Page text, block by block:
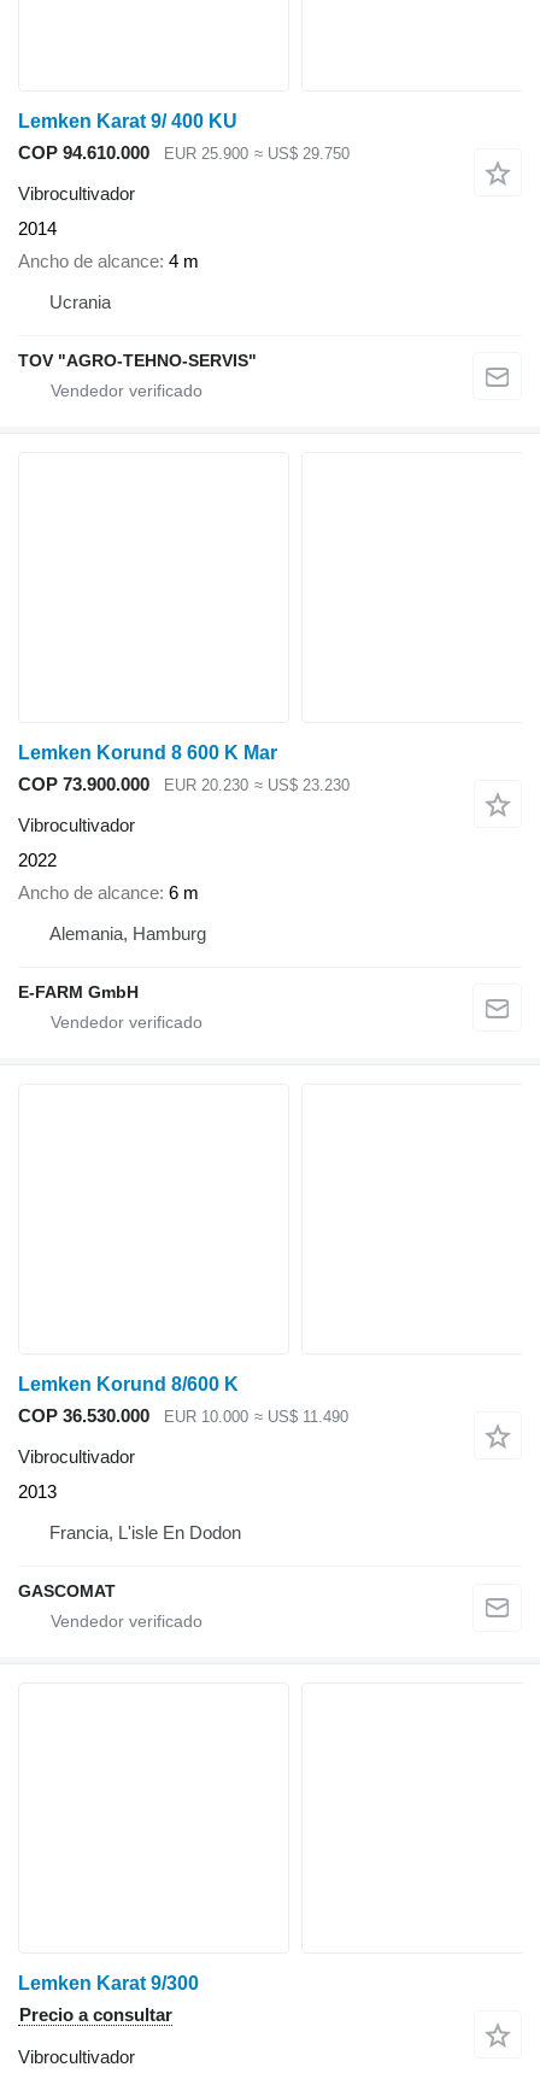
Lemken Karat 9/ 400 KU
COP 94.610.000
EUR 25.900 ≈ US$ 29.750
Vibrocultivador
2014
Ancho de alcance 4 m
Ucrania
TOV "AGRO-TEHNO-SERVIS"
Lemken Korund 8 600 K Mar
COP 73.900.000
EUR 20.230 ≈ US$ 23.230
Vibrocultivador
2022
Ancho de alcance 6 m
Alemania, Hamburg
E-FARM GmbH
Lemken Korund 8/600 K
COP 36.530.000
EUR 10.000 ≈ US$ 11.490
Vibrocultivador
2013
Francia, L'isle En Dodon
GASCOMAT
Lemken Karat 9/300
Precio a consultar
Vibrocultivador